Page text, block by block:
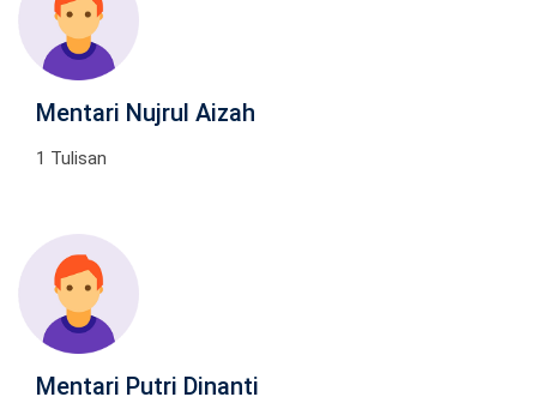
Mentari Nujrul Aizah
1 Tulisan
Mentari Putri Dinanti